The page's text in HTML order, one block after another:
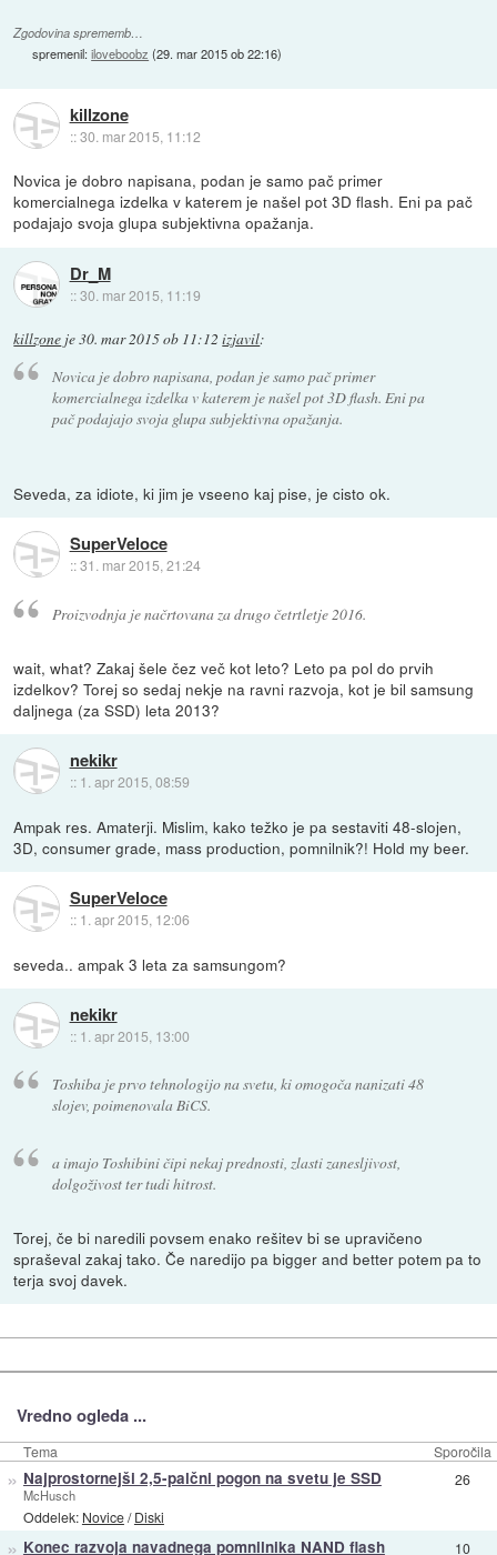
Zgodovina sprememb…
spremenil:iloveboobz (29. mar 2015 ob 22:16)
killzone
::30. mar 2015, 11:12
Novica je dobro napisana, podan je samo pač primer
komercialnega izdelka v katerem je našel pot 3D flash. Eni pa pač
podajajo svoja glupa subjektivna opažanja.
Dr_M
::30. mar 2015, 11:19
killzone je30. mar 2015 ob 11:12 izjavil:
Novica je dobro napisana, podan je samo pač primer
komercialnega izdelka v katerem je našel pot 3D flash. Eni pa
pač podajajo svoja glupa subjektivna opažanja.
Seveda, za idiote, ki jim je vseeno kaj pise, je cisto ok.
SuperVeloce
::31. mar 2015, 21:24
Proizvodnja je načrtovana za drugo četrtletje 2016.
wait, what? Zakaj šele čez več kot leto? Leto pa pol do prvih
izdelkov? Torej so sedaj nekje na ravni razvoja, kot je bil samsung
daljnega (za SSD) leta 2013?
nekikr
:: 1. apr 2015, 08:59
Ampak res. Amaterji. Mislim, kako težko je pa sestaviti 48-slojen,
3D, consumer grade, mass production, pomnilnik?! Hold my beer.
SuperVeloce
:: 1. apr 2015, 12:06
seveda.. ampak 3 leta za samsungom?
nekikr
:: 1. apr 2015, 13:00
Toshiba je prvo tehnologijo na svetu, ki omogoča nanizati 48
slojev, poimenovala BiCS.
a imajo Toshibini čipi nekaj prednosti, zlasti zanesljivost,
dolgoživost ter tudi hitrost.
Torej, če bi naredili povsem enako rešitev bi se upravičeno
spraševal zakaj tako. Če naredijo pa bigger and better potem pa to
terja svoj davek.
Vredno ogleda ...
Tema Sporočila
» Najprostornejši 2,5-palčni pogon na svetu je SSD
McHusch
Oddelek: Novice/Diski
26
» Konec razvoja navadnega pomnilnika NAND flash 10